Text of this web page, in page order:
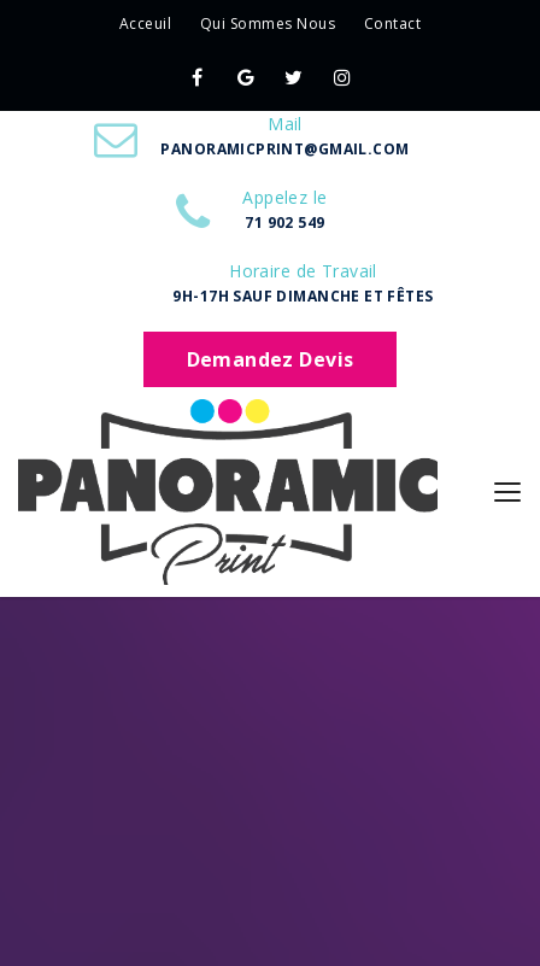
Acceuil Qui Sommes Nous Contact
Mail
PANORAMICPRINT@GMAIL.COM
Appelez le
71 902 549
Horaire de Travail
9H-17H SAUF DIMANCHE ET FÊTES
Demandez Devis